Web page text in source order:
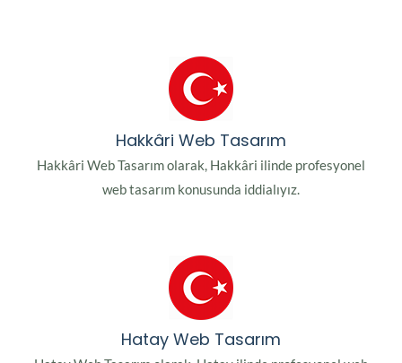
Hakkâri Web Tasarım
Hakkâri Web Tasarım olarak, Hakkâri ilinde profesyonel
web tasarım konusunda iddialıyız.
Hatay Web Tasarım